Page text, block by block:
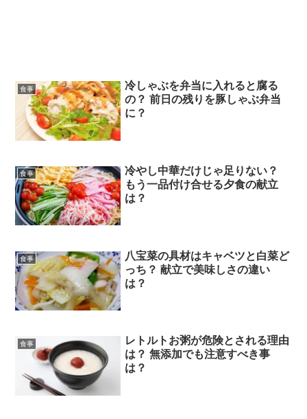
食事
冷しゃぶを弁当に入れると腐る
の？ 前日の残りを豚しゃぶ弁当
に？
食事
冷やし中華だけじゃ足りない？
もう一品付け合せる夕食の献立
は？
食事
八宝菜の具材はキャベツと白菜ど
っち？ 献立で美味しさの違い
は？
食事
レトルトお粥が危険とされる理由
は？ 無添加でも注意すべき事
は？